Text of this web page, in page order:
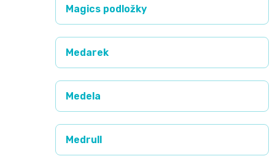
Nature
plenky
Magics podložky
Medarek
Medela
Medrull